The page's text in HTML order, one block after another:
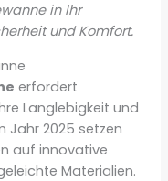
in Ihr
und Komfort.
erfordert
Langlebigkeit und
Jahr 2025 setzen
auf innovative
Materialien.